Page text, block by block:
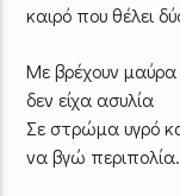
καιρό που θέλει
Με βρέχουν
δεν είχα ασυλία
Σε στρώμα υγρό
να βγώ περιπολία.